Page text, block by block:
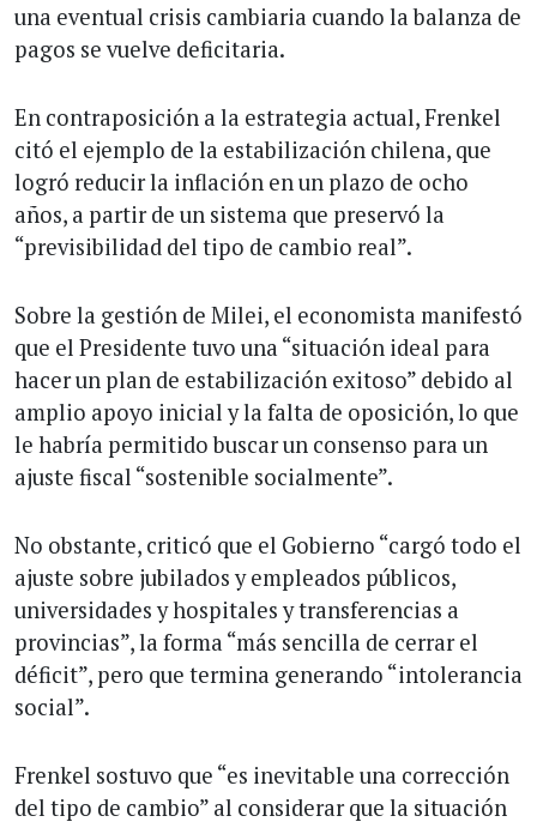
una eventual crisis cambiaria cuando la balanza de
pagos se vuelve deficitaria.
En contraposición a la estrategia actual, Frenkel
citó el ejemplo de la estabilización chilena, que
logró reducir la inflación en un plazo de ocho
años, a partir de un sistema que preservó la
“previsibilidad del tipo de cambio real”.
Sobre la gestión de Milei, el economista manifestó
que el Presidente tuvo una “situación ideal para
hacer un plan de estabilización exitoso” debido al
amplio apoyo inicial y la falta de oposición, lo que
le habría permitido buscar un consenso para un
ajuste fiscal “sostenible socialmente”.
No obstante, criticó que el Gobierno “cargó todo el
ajuste sobre jubilados y empleados públicos,
universidades y hospitales y transferencias a
provincias”, la forma “más sencilla de cerrar el
déficit”, pero que termina generando “intolerancia
social”.
Frenkel sostuvo que “es inevitable una corrección
del tipo de cambio” al considerar que la situación